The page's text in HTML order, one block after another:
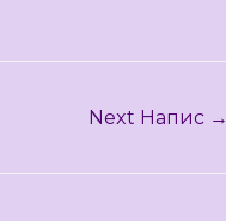
Next Напис →